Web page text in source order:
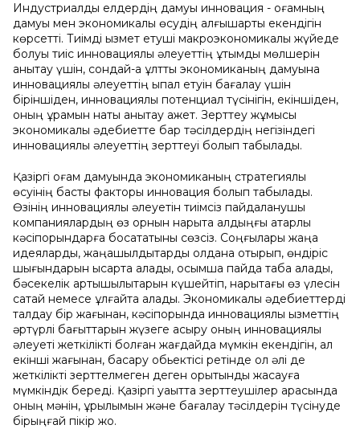
Индустриалды елдердің дамуы инновация - қоғамның
дамуы мен экономикалық өсудің алғышарты екендігін
көрсетті. Тиімді қызмет етуші макроэкономикалық жүйеде
болуы тиіс инновациялық әлеуеттің ұтымды мөлшерін
анықтау үшін, сондай-ақ ұлттық экономиканың дамуына
инновациялық әлеуеттің ықпал етуін бағалау үшін
біріншіден, инновациялық потенциал түсінігін, екіншіден,
оның құрамын нақты анықтау қажет. Зерттеу жұмысы
экономикалық әдебиетте бар тәсілдердің негізіндегі
инновациялық әлеуеттің зерттеуі болып табылады.
Қазіргі қоғам дамуында экономиканың стратегиялық
өсуінің басты факторы инновация болып табылады.
Өзінің инновациялық әлеуетін тиімсіз пайдаланушы
компаниялардың өз орнын нарықта алдыңғы қатарлы
кәсіпорындарға босататыны сөзсіз. Соңғылары жаңа
идеяларды, жаңашылдықтарды қолдана отырып, өндіріс
шығындарын қысқарта алады, қосымша пайда таба алады,
бәсекелік артықшылықтарын күшейтіп, нарықтағы өз үлесін
сақтай немесе ұлғайта алады. Экономикалық әдебиеттерді
талдау бір жағынан, кәсіпорында инновациялық қызметтің
әртүрлі бағыттарын жүзеге асыру оның инновациялық
әлеуеті жеткілікті болған жағдайда мүмкін екендігін, ал
екінші жағынан, басқару обьектісі ретінде ол әлі де
жеткілікті зерттелмеген деген қорытынды жасауға
мүмкіндік береді. Қазіргі уақытта зерттеушілер арасында
оның мәнін, құрылымын және бағалау тәсілдерін түсінуде
бірыңғай пікір жоқ.